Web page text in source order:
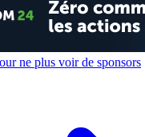
ne plus voir de sponsors